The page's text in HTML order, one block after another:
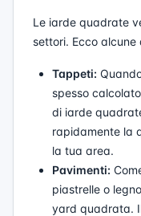
Le iarde quadrate
settori. Ecco
Tappeti:
spesso
di iarde
rapidamente la
la tua area.
Pavimenti:
piastrelle o
yard quadrata.